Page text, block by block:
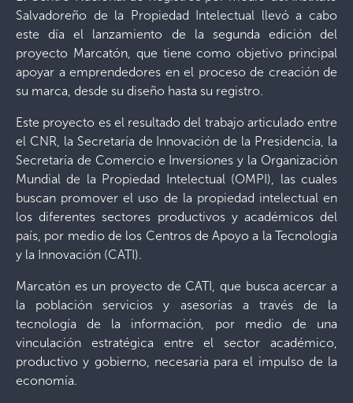
Salvadoreño de la Propiedad Intelectual llevó a cabo
este día el lanzamiento de la segunda edición del
proyecto Marcatón, que tiene como objetivo principal
apoyar a emprendedores en el proceso de creación de
su marca, desde su diseño hasta su registro.
Este proyecto es el resultado del trabajo articulado entre
el CNR, la Secretaría de Innovación de la Presidencia, la
Secretaría de Comercio e Inversiones y la Organización
Mundial de la Propiedad Intelectual (OMPI), las cuales
buscan promover el uso de la propiedad intelectual en
los diferentes sectores productivos y académicos del
país, por medio de los Centros de Apoyo a la Tecnología
y la Innovación (CATI).
Marcatón es un proyecto de CATI, que busca acercar a
la población servicios y asesorías a través de la
tecnología de la información, por medio de una
vinculación estratégica entre el sector académico,
productivo y gobierno, necesaria para el impulso de la
economía.